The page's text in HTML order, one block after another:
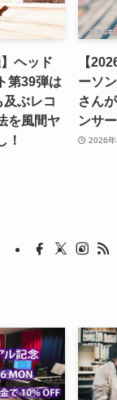
ヘッド
第39弾は
ぶレコ
を風間ヤ
！
【
ーソ
さん
ンサ
2026年